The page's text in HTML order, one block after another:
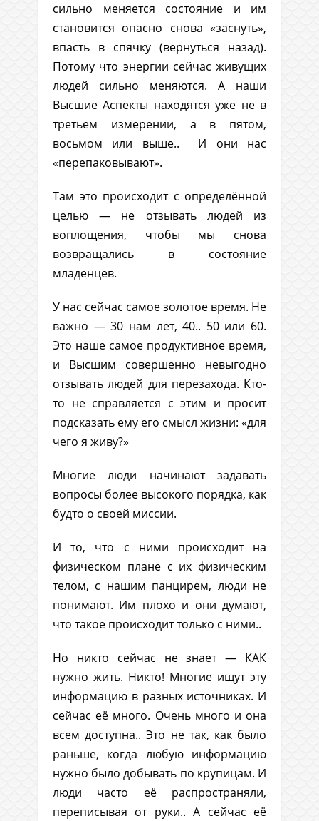
сильно меняется состояние и им
становится опасно снова «заснуть»,
впасть в спячку (вернуться назад).
Потому что энергии сейчас живущих
людей сильно меняются. А наши
Высшие Аспекты находятся уже не в
третьем измерении, а в пятом,
восьмом или выше.. И они нас
«перепаковывают».
Там это происходит с определённой
целью — не отзывать людей из
воплощения, чтобы мы снова
возвращались в состояние
младенцев.
У нас сейчас самое золотое время. Не
важно — 30 нам лет, 40.. 50 или 60.
Это наше самое продуктивное время,
и Высшим совершенно невыгодно
отзывать людей для перезахода. Кто-
то не справляется с этим и просит
подсказать ему его смысл жизни: «для
чего я живу?»
Многие люди начинают задавать
вопросы более высокого порядка, как
будто о своей миссии.
И то, что с ними происходит на
физическом плане с их физическим
телом, с нашим панцирем, люди не
понимают. Им плохо и они думают,
что такое происходит только с ними..
Но никто сейчас не знает — КАК
нужно жить. Никто! Многие ищут эту
информацию в разных источниках. И
сейчас её много. Очень много и она
всем доступна.. Это не так, как было
раньше, когда любую информацию
нужно было добывать по крупицам. И
люди часто её распространяли,
переписывая от руки.. А сейчас её